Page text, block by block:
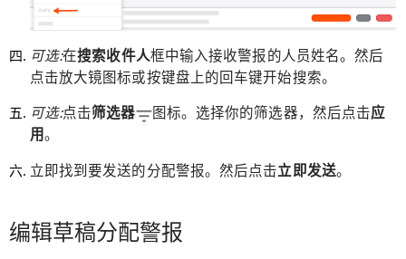
可选:在搜索收件人框中输入接收警报的人员姓名。然后
点击放大镜图标或按键盘上的回车键开始搜索。
可选:点击筛选器 图标。选择你的筛选器，然后点击应
用。
立即找到要发送的分配警报。然后点击立即发送。
编辑草稿分配警报